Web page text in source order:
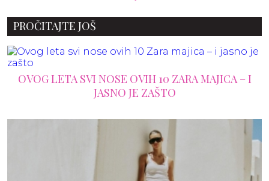
PROČITAJTE JOŠ
OVOG LETA SVI NOSE OVIH 10 ZARA MAJICA – I
JASNO JE ZAŠTO